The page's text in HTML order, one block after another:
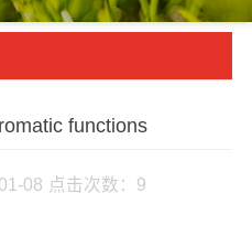
functions
08 点击次数： 9